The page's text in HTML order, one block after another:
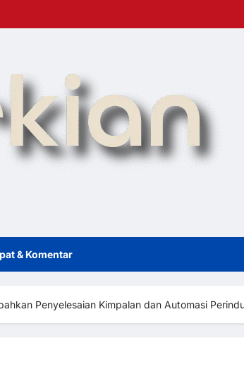
& Komentar
Penyelesaian Kimpalan dan Automasi